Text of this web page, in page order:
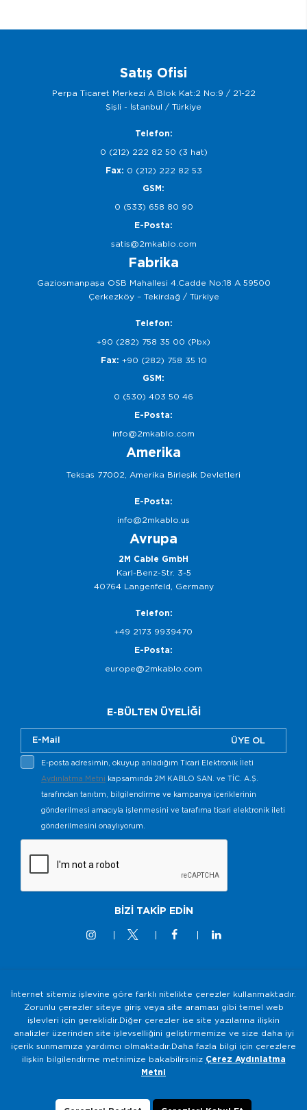
Satış Ofisi
Perpa Ticaret Merkezi A Blok Kat:2 No:9 / 21-22
Şişli - İstanbul / Türkiye
Telefon:
0 (212) 222 82 50 (3 hat)
Fax: 0 (212) 222 82 53
GSM:
0 (533) 658 80 90
E-Posta:
satis@2mkablo.com
Fabrika
Gaziosmanpaşa OSB Mahallesi 4.Cadde No:18 A 59500
Çerkezköy – Tekirdağ / Türkiye
Telefon:
+90 (282) 758 35 00 (Pbx)
Fax: +90 (282) 758 35 10
GSM:
0 (530) 403 50 46
E-Posta:
info@2mkablo.com
Amerika
Teksas 77002, Amerika Birleşik Devletleri
E-Posta:
info@2mkablo.us
Avrupa
2M Cable GmbH
Karl-Benz-Str. 3-5
40764 Langenfeld, Germany
Telefon:
+49 2173 9939470
E-Posta:
europe@2mkablo.com
E-BÜLTEN ÜYELİĞİ
ÜYE OL
E-posta adresimin, okuyup anladığım Ticari Elektronik İleti
Aydınlatma Metni kapsamında 2M KABLO SAN. ve TİC. A.Ş.
tarafından tanıtım, bilgilendirme ve kampanya içeriklerinin
gönderilmesi amacıyla işlenmesini ve tarafıma ticari elektronik ileti
gönderilmesini onaylıyorum.
BİZİ TAKİP EDİN
© 2M KABLO 2025 - Tüm Hakkı Saklıdır
Bilgi Toplumu Hizmetleri
Gizlilik ve Güvenlik Politikası
KVKK Aydınlatma Metni
Veri Sahibi Başvuru Formu
İnternet sitemiz işlevine göre farklı nitelikte çerezler kullanmaktadır.
Zorunlu çerezler siteye giriş veya site araması gibi temel web
işlevleri için gereklidir.Diğer çerezler ise site yazılarına ilişkin
analizler üzerinden site işlevselliğini geliştirmemize ve size daha iyi
içerik sunmamıza yardımcı olmaktadır.Daha fazla bilgi için çerezlere
ilişkin bilgilendirme metnimize bakabilirsiniz Çerez Aydınlatma
Metni